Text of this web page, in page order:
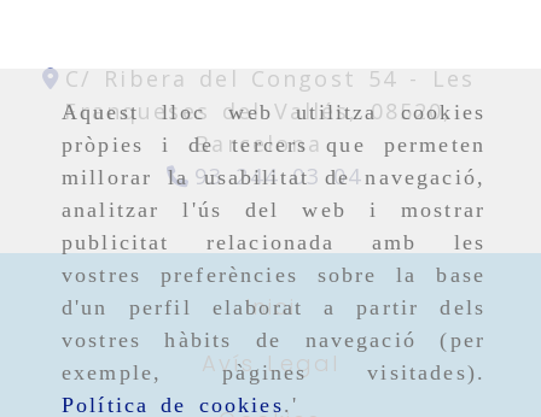
Aquest lloc web utilitza cookies
pròpies i de tercers que permeten
millorar la usabilitat de navegació,
analitzar l'ús del web i mostrar
publicitat relacionada amb les
vostres preferències sobre la base
d'un perfil elaborat a partir dels
vostres hàbits de navegació (per
exemple, pàgines visitades).
Política de cookies.'
C/ Ribera del Congost 54 -
Les
Franqueses del Vallés,08520,
Barcelona
93 244 03 04
Inici
Avís Legal